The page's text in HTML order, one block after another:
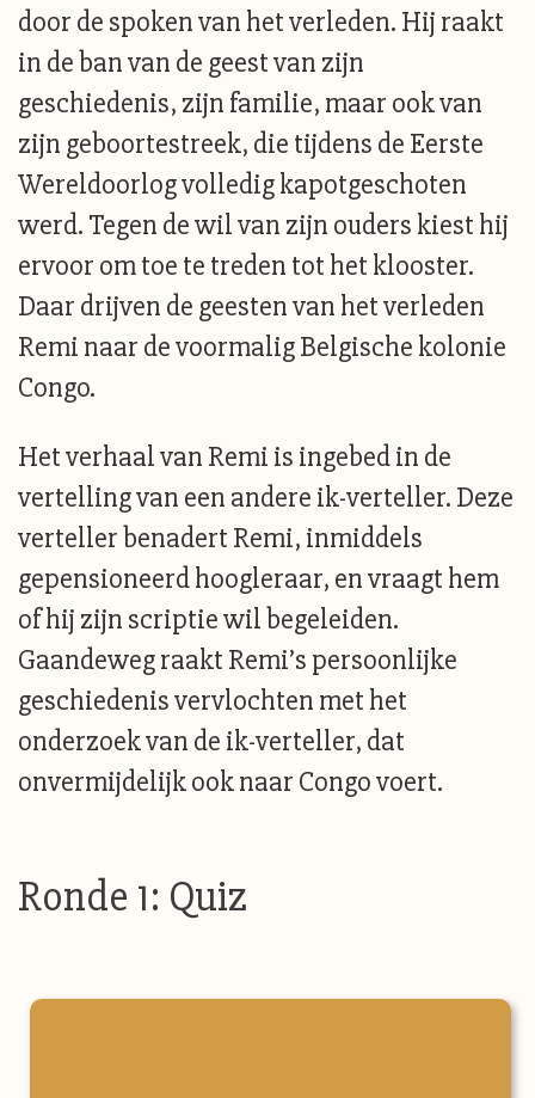
door de spoken van het verleden. Hij raakt
in de ban van de geest van zijn
geschiedenis, zijn familie, maar ook van
zijn geboortestreek, die tijdens de Eerste
Wereldoorlog volledig kapotgeschoten
werd. Tegen de wil van zijn ouders kiest hij
ervoor om toe te treden tot het klooster.
Daar drijven de geesten van het verleden
Remi naar de voormalig Belgische kolonie
Congo.
Het verhaal van Remi is ingebed in de
vertelling van een andere ik-verteller. Deze
verteller benadert Remi, inmiddels
gepensioneerd hoogleraar, en vraagt hem
of hij zijn scriptie wil begeleiden.
Gaandeweg raakt Remi’s persoonlijke
geschiedenis vervlochten met het
onderzoek van de ik-verteller, dat
onvermijdelijk ook naar Congo voert.
Ronde 1: Quiz